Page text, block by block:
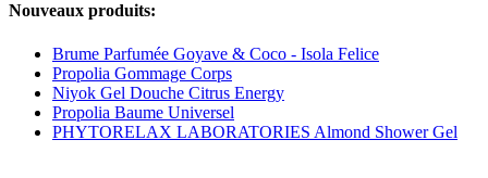
Nouveaux produits:
Brume Parfumée Goyave & Coco - Isola Felice
Propolia Gommage Corps
Niyok Gel Douche Citrus Energy
Propolia Baume Universel
PHYTORELAX LABORATORIES Almond Shower Gel